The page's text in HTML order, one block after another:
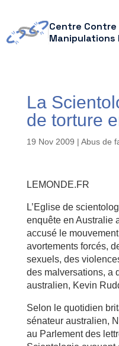
Centre Contre
Manipulations
La
de torture
19 Nov 2009 | Abus de
LEMONDE.FR
L’Eglise de
enquête en Australie
accusé le
avortements forcés,
sexuels, des
des malversations, a
australien, Kevin
Selon le quotidien
sénateur australien,
au Parlement des